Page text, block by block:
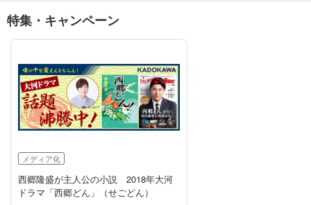
特集・キャンペーン
メディア化
西郷隆盛が主人公の小説 2018年大河
ドラマ「西郷どん」（せごどん）